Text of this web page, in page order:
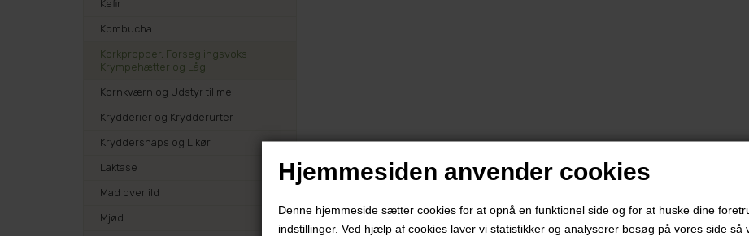
Hjemmesiden anvender cookies
Denne hjemmeside sætter cookies for at opnå en funktionel side og for at huske dine
indstillinger. Ved hjælp af cookies laver vi statistikker og analyserer besøg på vores side så
Kefir
Kombucha
Korkpropper, Forseglingsvoks
Krympehætter og Låg
Kornkværn og Udstyr til mel
Krydderier og Krydderurter
Kryddersnaps og Likør
Laktase
Mad over ild
Mjød